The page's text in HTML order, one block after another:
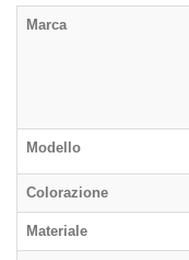
Marca
Modello
Colorazione
Materiale